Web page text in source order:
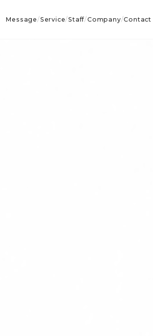
Message/Service/Staff/Company/Contact